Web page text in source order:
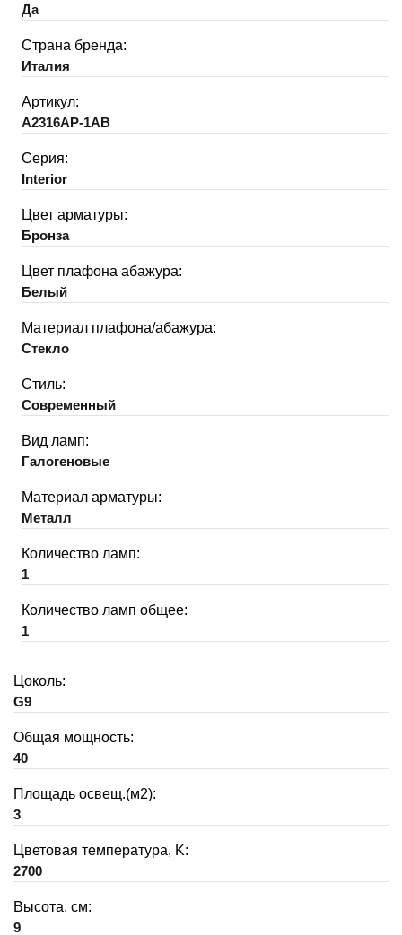
Да
Страна бренда:
Италия
Артикул:
A2316AP-1AB
Серия:
Interior
Цвет арматуры:
Бронза
Цвет плафона абажура:
Белый
Материал плафона/абажура:
Стекло
Стиль:
Современный
Вид ламп:
Галогеновые
Материал арматуры:
Металл
Количество ламп:
1
Количество ламп общее:
1
Цоколь:
G9
Общая мощность:
40
Площадь освещ.(м2):
3
Цветовая температура, K:
2700
Высота, см:
9